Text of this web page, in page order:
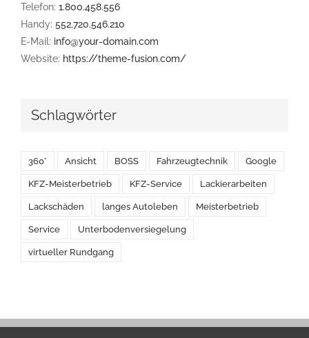
Telefon: 1.800.458.556
Handy: 552.720.546.210
E-Mail: info@your-domain.com
Website: https://theme-fusion.com/
Schlagwörter
360° Ansicht BOSS Fahrzeugtechnik Google
KFZ-Meisterbetrieb KFZ-Service Lackierarbeiten
Lackschäden langes Autoleben Meisterbetrieb
Service Unterbodenversiegelung
virtueller Rundgang